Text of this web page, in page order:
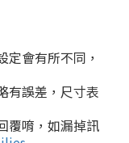
定會有所不同，
有誤差，尺寸表
覆唷，如漏掉訊